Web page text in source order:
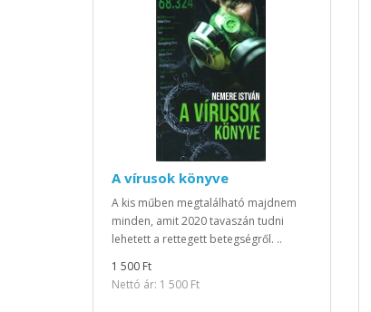
A vírusok könyve
A kis műben megtalálható majdnem
minden, amit 2020 tavaszán tudni
lehetett a rettegett betegségről. ..
1 500 Ft
Nettó ár: 1 500 Ft